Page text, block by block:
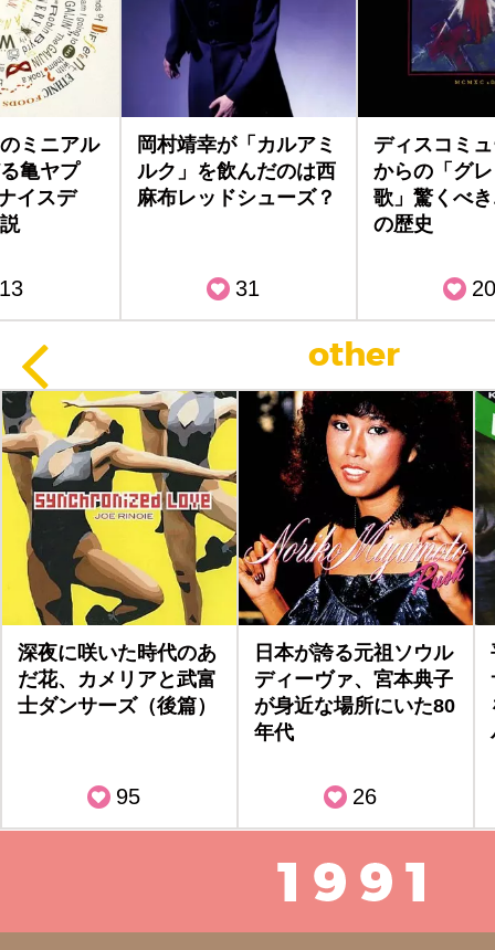
ミニアル
亀ヤプ
イスデ
13
岡村靖幸が「カルアミ
ルク」を飲んだのは西
麻布レッドシューズ？
31
ディスコミ
からの「グ
歌」驚くべ
の歴史
20
other
深夜に咲いた時代のあ
だ花、カメリアと武富
士ダンサーズ（後篇）
95
日本が誇る元祖ソウル
ディーヴァ、宮本典子
が身近な場所にいた80
年代
26